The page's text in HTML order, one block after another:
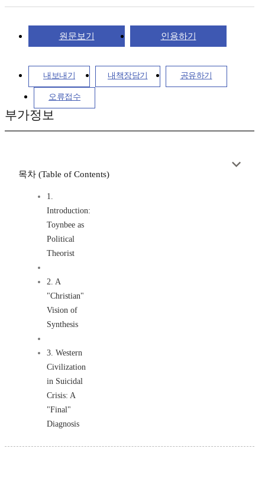
원문보기 인용하기
내보내기 내책장담기 공유하기
오류접수
부가정보
목차 (Table of Contents)
1.
Introduction:
Toynbee as
Political
Theorist
2. A
"Christian"
Vision of
Synthesis
3. Western
Civilization
in Suicidal
Crisis: A
"Final"
Diagnosis